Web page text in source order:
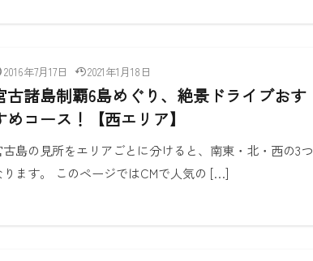
2016年7月17日 2021年1月18日
古諸島制覇6島めぐり、絶景ドライブおす
めコース！【西エリア】
古島の見所をエリアごとに分けると、南東・北・西の3つ
ります。 このページではCMで人気の […]